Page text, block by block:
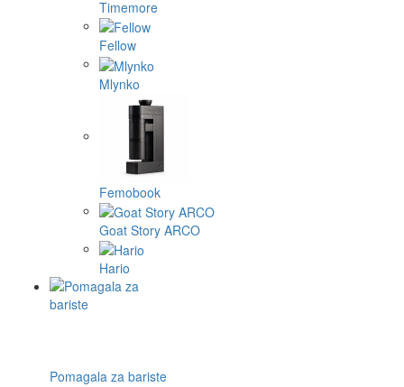
Timemore
Fellow
Mlynko
Femobook
Goat Story ARCO
Hario
Pomagala za bariste